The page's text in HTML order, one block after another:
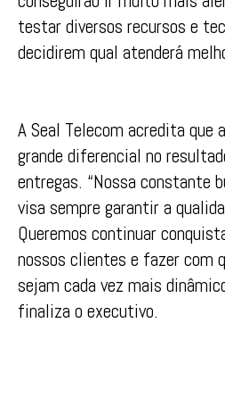
testar diversos recursos e
decidirem qual atenderá
A Seal Telecom acredita que
grande diferencial no
entregas. “Nossa constante
visa sempre garantir a
Queremos continuar
nossos clientes e fazer com
sejam cada vez mais
finaliza o executivo.